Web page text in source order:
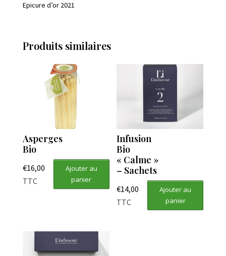
Epicure d’or 2021
Produits similaires
Asperges
Bio
€16,00
TTC
Ajouter au
panier
Infusion
Bio
« Calme »
– Sachets
€14,00
TTC
Ajouter au
panier